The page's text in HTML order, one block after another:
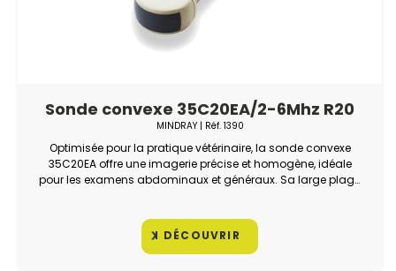
Sonde convexe 35C20EA/2-6Mhz R20
MINDRAY| Réf. 1390
Optimisée pour la pratique vétérinaire, la sonde convexe
35C20EA offre une imagerie précise et homogène, idéale
pour les examens abdominaux et généraux. Sa large plage
internes.
DÉCOUVRIR